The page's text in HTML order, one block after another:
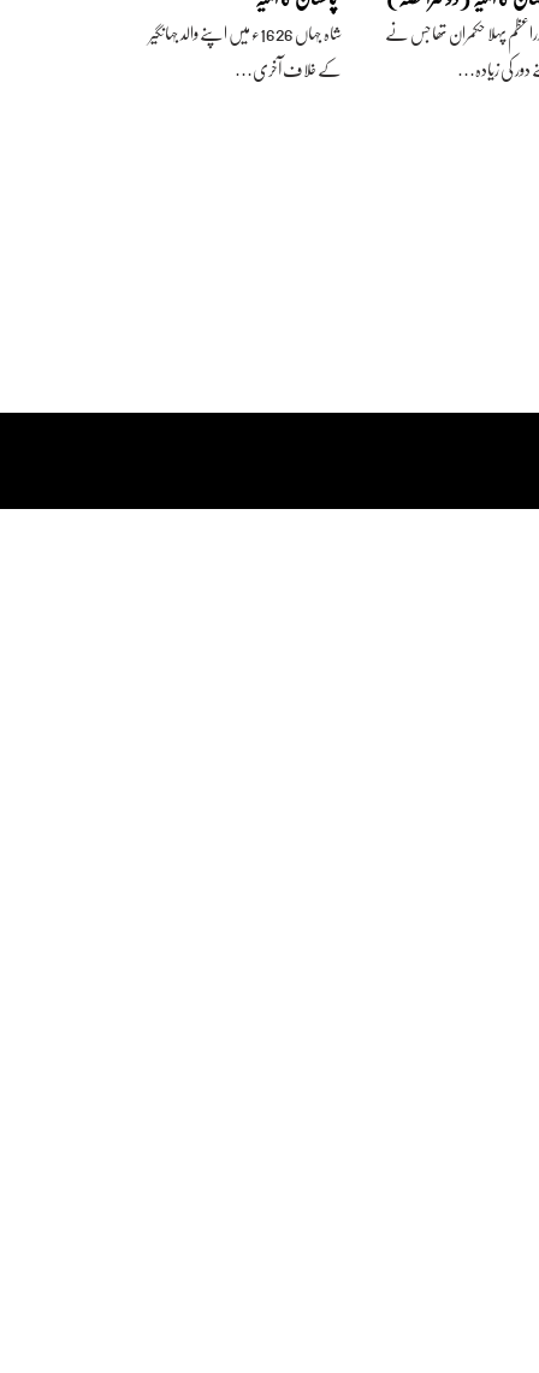
پہلا حکمران تھا جس نے
کی زیادہ…
شاہ جہاں 1626ء میں اپنے والد جہانگیر
کے خلاف آخری…